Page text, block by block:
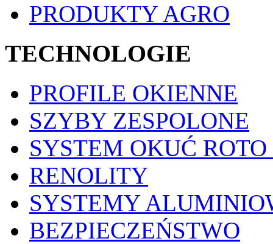
PRODUKTY AGRO
TECHNOLOGIE
PROFILE OKIENNE
SZYBY ZESPOLONE
SYSTEM OKUĆ
RENOLITY
SYSTEMY
BEZPIECZEŃSTWO